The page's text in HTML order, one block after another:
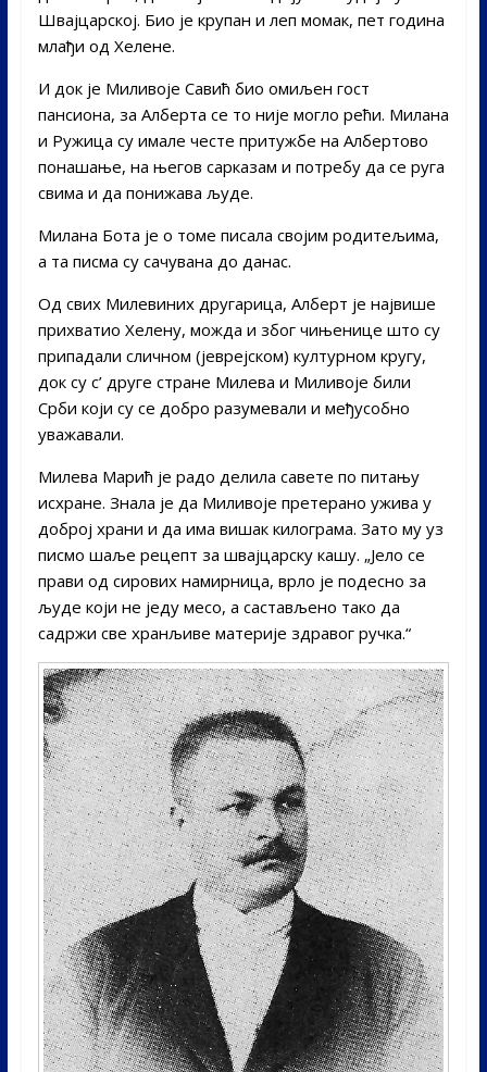
Швајцарској. Био је крупан и леп момак, пет година
млађи од Хелене.
И док је Миливоје Савић био омиљен гост
пансиона, за Алберта се то није могло рећи. Милана
и Ружица су имале честе притужбе на Албертово
понашање, на његов сарказам и потребу да се руга
свима и да понижава људе.
Милана Бота је о томе писала својим родитељима,
а та писма су сачувана до данас.
Од свих Милевиних другарица, Алберт је највише
прихватио Хелену, можда и због чињенице што су
припадали сличном (јеврејском) културном кругу,
док су с’ друге стране Милева и Миливоје били
Срби који су се добро разумевали и међусобно
уважавали.
Милева Марић је радо делила савете по питању
исхране. Знала је да Миливоје претерано ужива у
доброј храни и да има вишак килограма. Зато му уз
писмо шаље рецепт за швајцарску кашу. „Јело се
прави од сирових намирница, врло је подесно за
људе који не једу месо, а састављено тако да
садржи све хранљиве материје здравог ручка.“